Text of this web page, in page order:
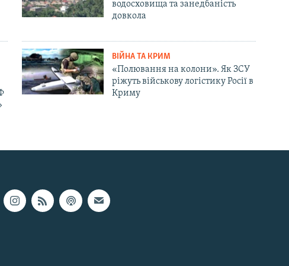
водосховища та занедбаність
довкола
ВІЙНА ТА КРИМ
«Полювання на колони». Як ЗСУ
ріжуть військову логістику Росії в
Криму